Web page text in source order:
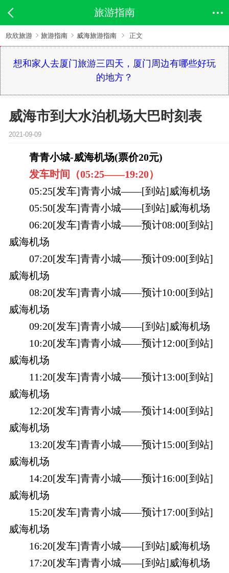
旅游指南
欣欣旅游 旅游指南 威海旅游指南 正文
想和家人去厦门旅游三四天，厦门周边有哪些好玩
的地方？
威海市到大水泊机场大巴时刻表
2021-09-09
青青小城-威海机场(票价20元)
发车时间（05:25——19:20）
05:25[发车]青青小城——[到站]威海机场
05:50[发车]青青小城——[到站]威海机场
06:20[发车]青青小城——预计08:00[到站]
威海机场
07:20[发车]青青小城——预计09:00[到站]
威海机场
08:20[发车]青青小城——预计10:00[到站]
威海机场
09:20[发车]青青小城——[到站]威海机场
10:20[发车]青青小城——预计12:00[到站]
威海机场
11:20[发车]青青小城——预计13:00[到站]
威海机场
12:20[发车]青青小城——预计14:00[到站]
威海机场
13:20[发车]青青小城——预计15:00[到站]
威海机场
14:20[发车]青青小城——预计16:00[到站]
威海机场
15:20[发车]青青小城——预计17:00[到站]
威海机场
16:20[发车]青青小城——[到站]威海机场
17:20[发车]青青小城——[到站]威海机场